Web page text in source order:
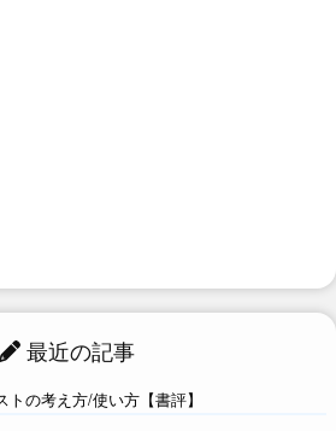
最近の記事
トの考え方/使い方【書評】